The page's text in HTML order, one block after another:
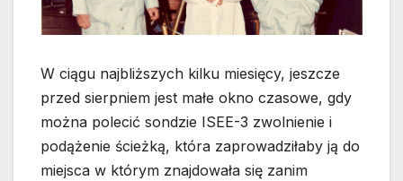
W ciągu najbliższych kilku miesięcy, jeszcze
przed sierpniem jest małe okno czasowe, gdy
można polecić sondzie ISEE-3 zwolnienie i
podążenie ścieżką, która zaprowadziłaby ją do
miejsca w którym znajdowała się zanim